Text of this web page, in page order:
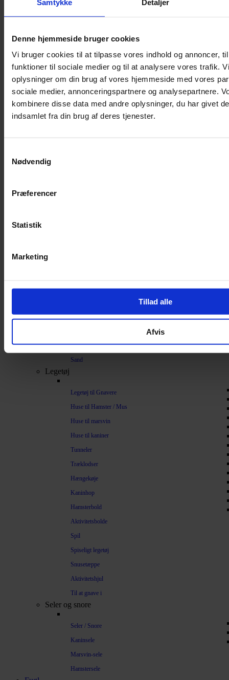
Samtykke Detaljer
Denne hjemmeside bruger cookies
Vi bruger cookies til at tilpasse vores indhold og annoncer,
funktioner til sociale medier og til at analysere vores trafik.
oplysninger om din brug af vores hjemmeside med vores
sociale medier, annonceringspartnere og analysepartnere.
kombinere disse data med andre oplysninger, du har givet
indsamlet fra din brug af deres tjenester.
Nødvendig
Præferencer
Statistik
Marketing
Tillad alle
Afvis
Kaninbur
Rottebur
Marsvinebur
Løbegård
Overdækning løbegård
Indretning til bure
Bark
Spelt
Vat
Sand
Legetøj
Legetøj til Gnavere
Huse til Hamster / Mus
Huse til marsvin
Huse til kaniner
Tunneler
Træklodser
Hængekøje
Kaninhop
Hamsterbold
Aktivitetsbolde
Spil
Spiseligt legetøj
Snusetæppe
Aktivitetshjul
Til at gnave i
Seler og snore
Seler / Snore
Kaninsele
Marsvin-sele
Hamstersele